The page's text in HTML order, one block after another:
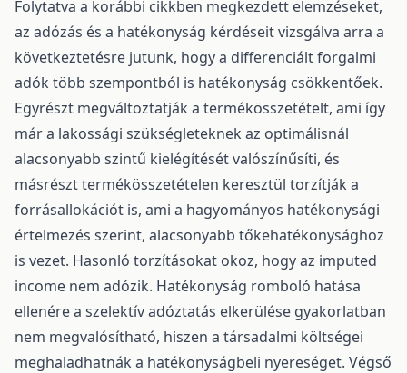
Folytatva a korábbi cikkben megkezdett elemzéseket,
az adózás és a hatékonyság kérdéseit vizsgálva arra a
következtetésre jutunk, hogy a differenciált forgalmi
adók több szempontból is hatékonyság csökkentőek.
Egyrészt megváltoztatják a termékösszetételt, ami így
már a lakossági szükségleteknek az optimálisnál
alacsonyabb szintű kielégítését valószínűsíti, és
másrészt termékösszetételen keresztül torzítják a
forrásallokációt is, ami a hagyományos hatékonysági
értelmezés szerint, alacsonyabb tőkehatékonysághoz
is vezet. Hasonló torzításokat okoz, hogy az imputed
income nem adózik. Hatékonyság romboló hatása
ellenére a szelektív adóztatás elkerülése gyakorlatban
nem megvalósítható, hiszen a társadalmi költségei
meghaladhatnák a hatékonyságbeli nyereséget. Végső